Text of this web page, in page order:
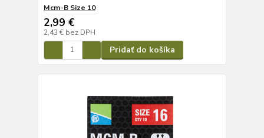
Mcm-B Size 10
2,99 €
2,43 € bez DPH
Pridať do košíka